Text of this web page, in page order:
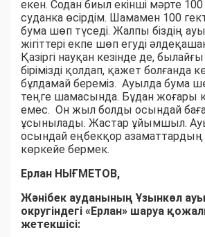
екен. Содан биыл екінші мәрте 100
суданка өсірдім. Шамамен 100
бума шөп түседі. Жалпы біздің
жігіттері екпе шөп егуді
Қазіргі науқан кезінде де,
бірімізді қолдап, қажет болғанда
бұлдамай береміз. Ауылда бума
теңге шамасында. Бұдан жоғары
емес. Он жыл болды осындай
ұсынылады. Жастар ұйымшыл.
осындай еңбекқор
көркейе бермек.
Ерлан НЫҒМЕТОВ,
Жәнібек ауданының Ұзынкөл
округіндегі «Ерлан» шаруа
жетекшісі: